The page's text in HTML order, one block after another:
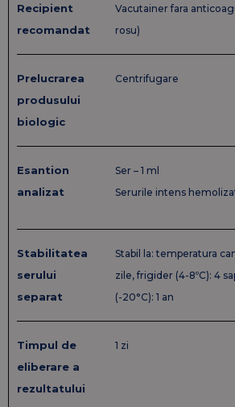
Recipient
recomandat
Vacutainer fara
rosu)
Prelucrarea
produsului
biologic
Centrifugare
Esantion
analizat
Ser – 1 ml
Serurile intens
Stabilitatea
serului
separat
Stabil la: temperatura
zile, frigider (4-8ºC): 4
(-20°C): 1 an
Timpul de
eliberare a
rezultatului
1 zi